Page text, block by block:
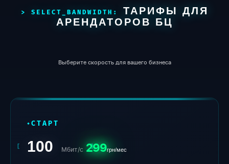
ТАРИФЫ ДЛЯ
АРЕНДАТОРОВ БЦ
Выберите скорость для вашего бизнеса
СТАРТ
100 Мбит/с 299грн/мес